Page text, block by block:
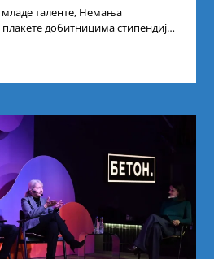
таленте, Немања
добитницима стипендије